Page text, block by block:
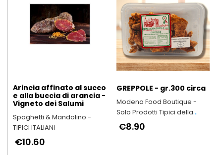
Arincia affinato al succo
e alla buccia di arancia -
Vigneto dei Salumi
Spaghetti & Mandolino -
TIPICI ITALIANI
€10.60
GREPPOLE - gr.300 circa
Modena Food Boutique -
Solo Prodotti Tipici della
Provincia di Modena
€8.90